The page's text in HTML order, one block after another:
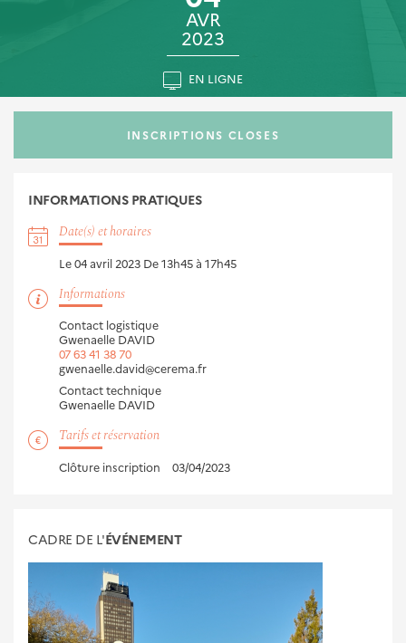
AVR
2023
EN LIGNE
INSCRIPTIONS CLOSES
INFORMATIONS PRATIQUES
Date(s) et horaires
Le 04 avril 2023 De 13h45 à 17h45
Informations
Contact logistique
Gwenaelle DAVID
07 63 41 38 70
gwenaelle.david@cerema.fr
Contact technique
Gwenaelle DAVID
Tarifs et réservation
Clôture inscription 03/04/2023
CADRE DE L'ÉVÉNEMENT